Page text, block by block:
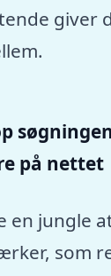
giver
på nettet
en jungle
som